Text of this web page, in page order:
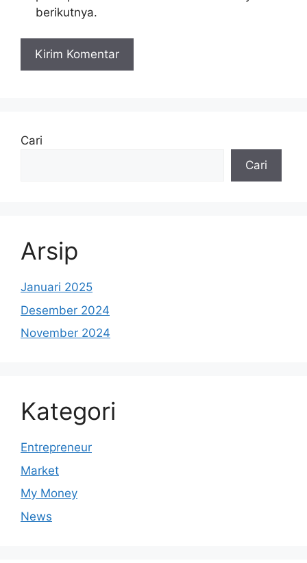
berikutnya.
Cari
Cari
Arsip
Januari 2025
Desember 2024
November 2024
Kategori
Entrepreneur
Market
My Money
News